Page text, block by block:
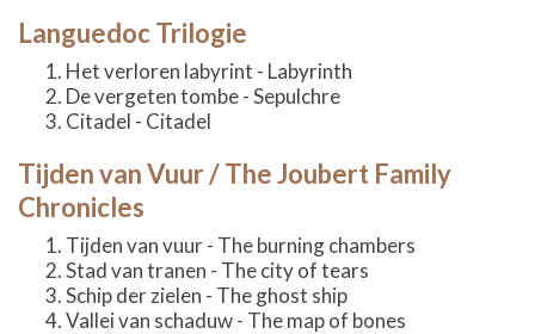
Languedoc Trilogie
Het verloren labyrint - Labyrinth
De vergeten tombe - Sepulchre
Citadel - Citadel
Tijden van Vuur / The Joubert Family
Chronicles
Tijden van vuur - The burning chambers
Stad van tranen - The city of tears
Schip der zielen - The ghost ship
Vallei van schaduw - The map of bones